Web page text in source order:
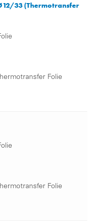
33 (Thermotransfer
Folie
Folie